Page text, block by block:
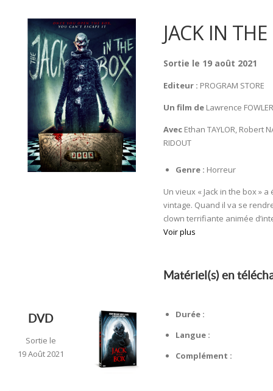
JACK IN
Sortie le 19 août 2021
Editeur : PROGRAM STORE
Un film deLawrence FOWLER
AvecEthan TAYLOR, Robert
RIDOUT
Genre : Horreur
Un vieux « Jack in the box »
vintage. Quand il va se
clown terrifiante animée
Voir plus
Matériel(s) en
DVD
Sortie le
19 Août 2021
Durée :
Langue :
Complément :